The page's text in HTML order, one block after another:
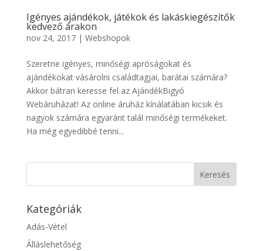
Igényes ajándékok, játékok és lakáskiegészítők
kedvező árakon
nov 24, 2017| Webshopok
Szeretne igényes, minőségi apróságokat és
ajándékokat vásárolni családtagjai, barátai számára?
Akkor bátran keresse fel az AjándékBigyó
Webáruházat! Az online áruház kínálatában kicsik és
nagyok számára egyaránt talál minőségi termékeket.
Ha még egyedibbé tenni...
Kategóriák
Adás-Vétel
Álláslehetőség